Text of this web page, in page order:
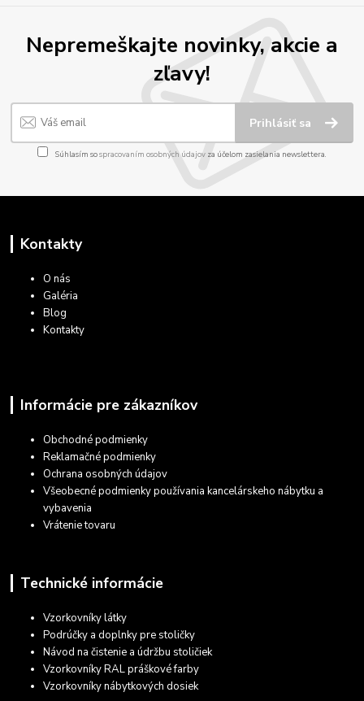
Nepremeškajte novinky, akcie a
zľavy!
Prihlásiť sa
Súhlasím sospracovaním osobných údajov za účelom zasielania newslettera.
Kontakty
O nás
Galéria
Blog
Kontakty
Informácie pre zákazníkov
Obchodné podmienky
Reklamačné podmienky
Ochrana osobných údajov
Všeobecné podmienky používania kancelárskeho nábytku a
vybavenia
Vrátenie tovaru
Technické informácie
Vzorkovníky látky
Podrúčky a doplnky pre stoličky
Návod na čistenie a údržbu stoličiek
Vzorkovníky RAL práškové farby
Vzorkovníky nábytkových dosiek